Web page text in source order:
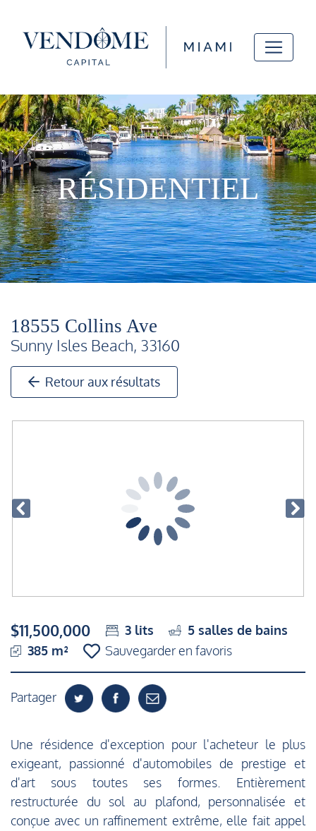
RÉSIDENTIEL
18555 Collins Ave
Sunny Isles Beach, 33160
Retour aux résultats
$11,500,000 3 lits 5 salles de bains
385 m²
Sauvegarder en favoris
Partager
Une résidence d'exception pour l'acheteur le plus
exigeant, passionné d'automobiles de prestige et
d'art sous toutes ses formes. Entièrement
restructurée du sol au plafond, personnalisée et
conçue avec un raffinement extrême, elle fait appel